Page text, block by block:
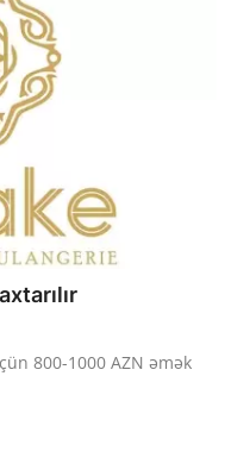
800-1000 AZN əmək